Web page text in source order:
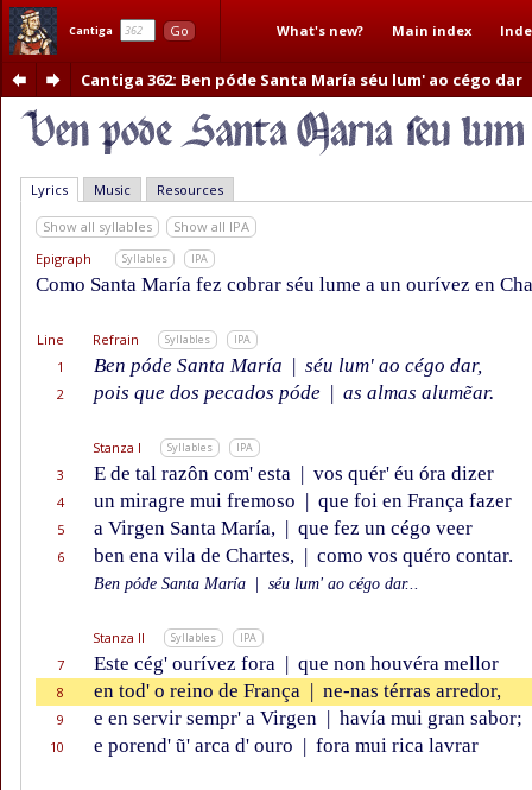
Cantiga Go What's new? Main index
Cantiga 362: Ben póde Santa María séu lum' ao cégo dar
Lyrics Music Resources
Show all syllables
Show all IPA
Epigraph
Syllables IPA
Como Santa María fez cobrar séu lume a un ourívez en
Line Refrain Syllables IPA
1 Ben póde Santa María | séu lum' ao cégo dar,
2 pois que dos pecados póde | as almas alumẽar.
Stanza I Syllables IPA
3 E de tal razôn com' esta | vos quér' éu óra dizer
4 un miragre mui fremoso | que foi en França fazer
5 a Virgen Santa María, | que fez un cégo veer
6 ben ena vila de Chartes, | como vos quéro contar.
Ben póde Santa María séu lum' ao cégo dar...
Stanza II Syllables IPA
7 Este cég' ourívez fora | que non houvéra mellor
8 en tod' o reino de França | ne-nas térras arredor,
9 e en servir sempr' a Virgen | havía mui gran sabor;
10 e porend' ũ' arca d' ouro | fora mui rica lavrar